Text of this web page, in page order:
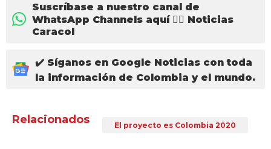
Suscríbase a nuestro canal de
WhatsApp Channels aquí 👉🏻 Noticias
Caracol
✔️ Síganos en Google Noticias con toda
la información de Colombia y el mundo.
Relacionados El proyecto es Colombia 2020